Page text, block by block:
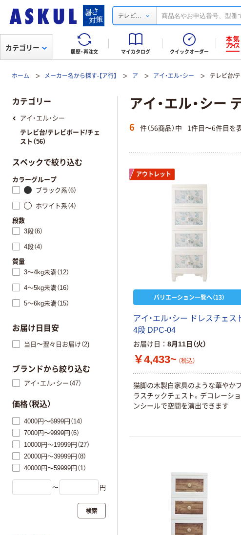
テレビ...
履歴・再注文 マイカタログ クイックオーダー
カテゴリー
ホーム メーカー名から探す-【ア行】 ア アイ・エル・シー テレビ台/
アイ・エル・シ
6 件（56商品）中 1件目〜6件目を
アウトレット
バリエーション一覧へ（13）
アイ・エル・シー ドレスチェス
4段 DPC-04
お届け日 8月11日（火）
￥4,433~ （税込）
猫脚の木製白家具のような華やか
ラスチックチェスト。デコレーショ
ンシールで空間を演出できます
カテゴリー
アイ・エル・シー
テレビ台/テレビボード/チェ
スト（56）
スペックで絞り込む
カラーグループ
ブラック系（6）
ホワイト系（4）
段数
3段（6）
4段（4）
質量
3～4kg未満（12）
4～5kg未満（16）
5～6kg未満（15）
お届け日目安
当日〜翌々日お届け（2)
ブランドから絞り込む
アイ・エル・シー（47）
価格（税込）
4000円～6999円（14）
7000円～9999円（6）
10000円～19999円（27）
20000円～39999円（8）
40000円～59999円（1）
〜 円
検索